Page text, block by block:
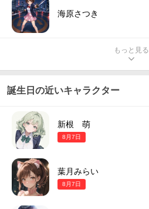
海原さつき
もっと見る
誕生日の近いキャラクター
新根 萌
8月7日
葉月みらい
8月7日